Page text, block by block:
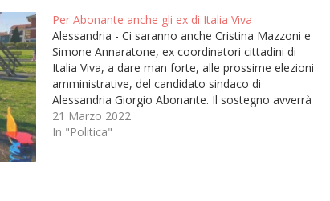
Per Abonante anche gli ex di Italia Viva
Alessandria - Ci saranno anche Cristina Mazzoni e
Simone Annaratone, ex coordinatori cittadini di
Italia Viva, a dare man forte, alle prossime elezioni
amministrative, del candidato sindaco di
Alessandria Giorgio Abonante. Il sostegno avverrà
tramite un progetto civico e indipendente,
costruito sullo sviluppo e sul rinnovamento di
21 Marzo 2022
In "Politica"